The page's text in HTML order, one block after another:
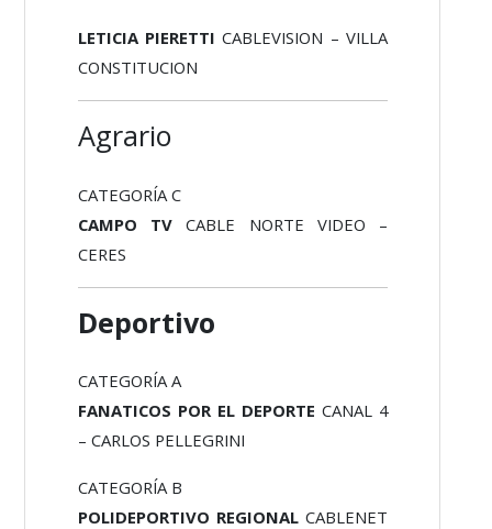
LETICIA PIERETTICABLEVISION – VILLA
CONSTITUCION
Agrario
CATEGORÍA C
CAMPO TV CABLE NORTE VIDEO –
CERES
Deportivo
CATEGORÍA A
FANATICOS POR EL DEPORTE CANAL 4
– CARLOS PELLEGRINI
CATEGORÍA B
POLIDEPORTIVO REGIONALCABLENET